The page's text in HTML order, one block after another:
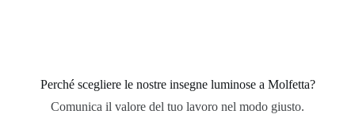
Perché scegliere le nostre insegne luminose a Molfetta?
Comunica il valore del tuo lavoro nel modo giusto.